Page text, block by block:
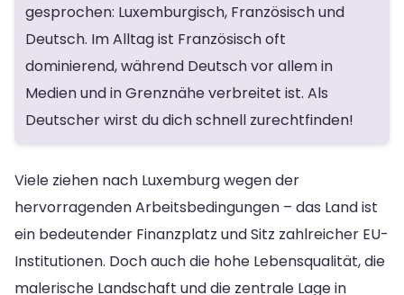
gesprochen: Luxemburgisch, Französisch und
Deutsch. Im Alltag ist Französisch oft
dominierend, während Deutsch vor allem in
Medien und in Grenznähe verbreitet ist. Als
Deutscher wirst du dich schnell zurechtfinden!
Viele ziehen nach Luxemburg wegen der
hervorragenden Arbeitsbedingungen – das Land ist
ein bedeutender Finanzplatz und Sitz zahlreicher EU-
Institutionen. Doch auch die hohe Lebensqualität, die
malerische Landschaft und die zentrale Lage in